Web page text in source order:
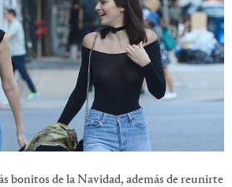
bonitos de la Navidad, además de reunirte